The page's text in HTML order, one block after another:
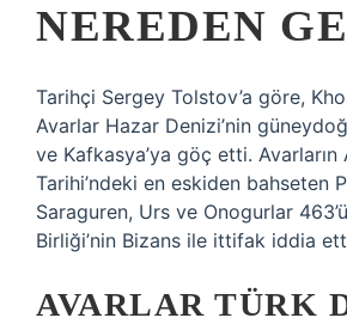
NEREDEN
Tarihçi Sergey Tolstov’a göre,
Avarlar Hazar Denizi’nin
ve Kafkasya’ya göç etti. Avarların
Tarihi’ndeki en eskiden bahseten
Saraguren, Urs ve Onogurlar
Birliği’nin Bizans ile ittifak iddia
AVARLAR TÜRK